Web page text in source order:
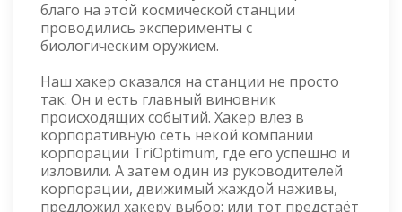
благо на этой космической станции
проводились эксперименты с
биологическим оружием.
Наш хакер оказался на станции не просто
так. Он и есть главный виновник
происходящих событий. Хакер влез в
корпоративную сеть некой компании
корпорации TriOptimum, где его успешно и
изловили. А затем один из руководителей
корпорации, движимый жаждой наживы,
предложил хакеру выбор: или тот предстаёт